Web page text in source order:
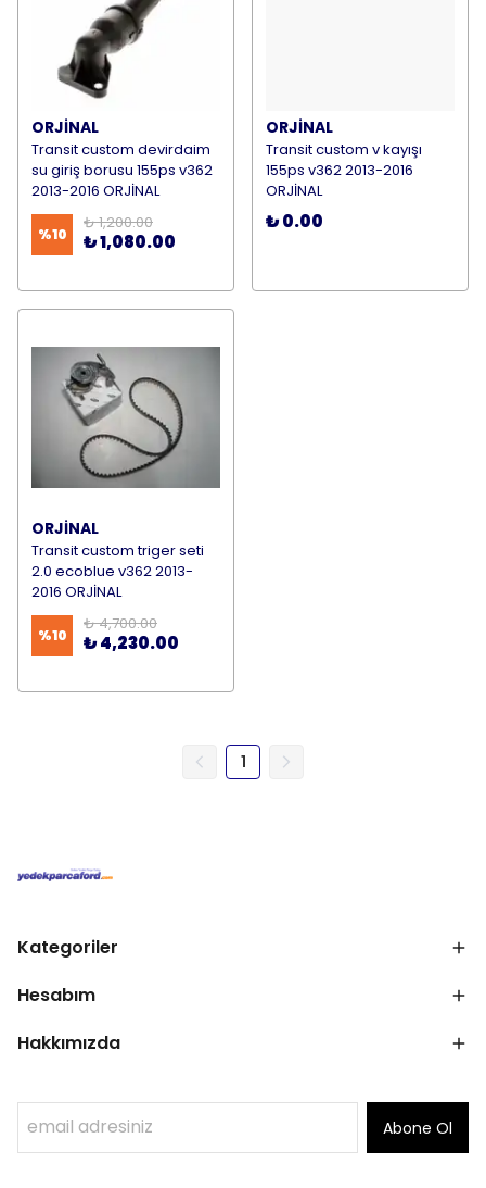
ORJİNAL
Transit custom devirdaim
su giriş borusu 155ps v362
2013-2016 ORJİNAL
%10
₺ 1,200.00
₺ 1,080.00
ORJİNAL
Transit custom v kayışı
155ps v362 2013-2016
ORJİNAL
₺ 0.00
ORJİNAL
Transit custom triger seti
2.0 ecoblue v362 2013-
2016 ORJİNAL
%10
₺ 4,700.00
₺ 4,230.00
1
Kategoriler
Hesabım
Hakkımızda
Abone Ol